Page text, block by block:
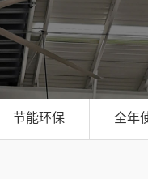
节能环保 全年